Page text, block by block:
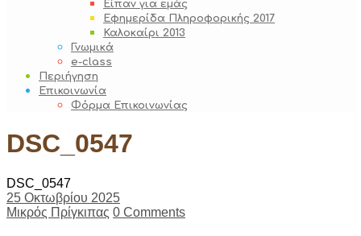
Είπαν για εμάς
Εφημερίδα Πληροφορικής 2017
Καλοκαίρι 2013
Γνωμικά
e-class
Περιήγηση
Επικοινωνία
Φόρμα Επικοινωνίας
DSC_0547
DSC_0547
25 Οκτωβρίου 2025
Μικρός Πρίγκιπας 0 Comments